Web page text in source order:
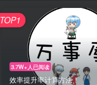
3.7W+人已阅读
效率提升率计算方法！
TOP1